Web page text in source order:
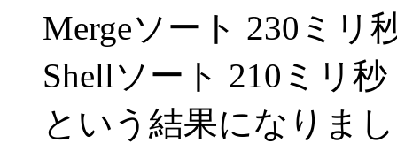
Mergeソート 230ミリ
Shellソート 210ミリ秒
という結果になりま